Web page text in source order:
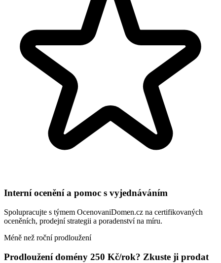
Interní ocenění a pomoc s vyjednáváním
Spolupracujte s týmem OcenovaniDomen.cz na certifikovaných
oceněních, prodejní strategii a poradenství na míru.
Méně než roční prodloužení
Prodloužení domény 250 Kč/rok? Zkuste ji prodat